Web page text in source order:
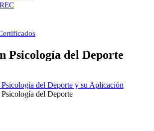
Psicología del Deporte
del Deporte y su Aplicación
del Deporte